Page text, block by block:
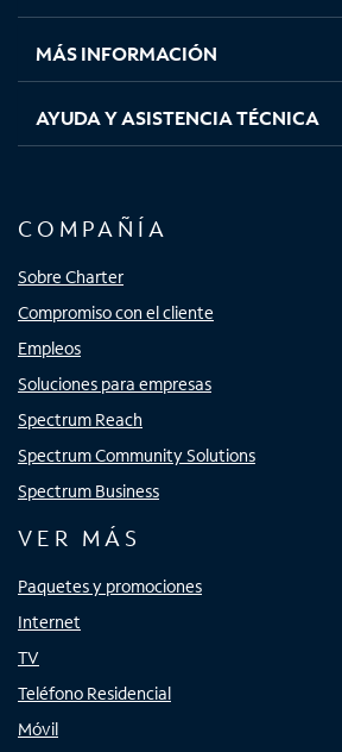
nuevanuevanuevanueva
MÁS INFORMACIÓN
AYUDA Y ASISTENCIA TÉCNICA
COMPAÑÍA
Sobre Charter
Compromiso con el cliente
Empleos
Soluciones para empresas
Spectrum Reach
Spectrum Community Solutions
Spectrum Business
VER MÁS
Paquetes y promociones
Internet
TV
Teléfono Residencial
Móvil